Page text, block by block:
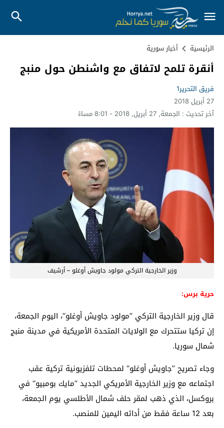
الرئيسية أخبار سورية
أنقرة تلمح لاتفاق مع واشنطن حول منبج
فريق التحرير1
27 أبريل 2018
آخر تحديث : الجمعة, 27 أبريل, 2018 - 8:01 مساءً
وزير الخارجية التركي مولود جاويش أوغلو – أرشيف
حرية برس:
قال وزير الخارجية التركي ’’مولود جاويش أوغلو‘‘، اليوم الجمعة،
إن تركيا ستتحرك مع الولايات المتحدة الأمريكية في مدينة منبج
شمال سوريا.
وجاء تصريح ’’جاويش أوغلو‘‘ لمحطات تلفزيونية تركية عقب
اجتماعه مع وزير الخارجية الأمريكي الجديد ’’مايك بومبيو‘‘ في
بروكسل، الذي ذهب لمقر حلف شمال الأطلسي يوم الجمعة،
بعد 12 ساعة فقط من أدائه اليمين للمنصب.